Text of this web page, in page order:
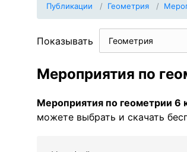
Публикации Геометрия
Показывать Геометрия
Мероприятия по
Мероприятия по геометрии 6
можете выбрать и скачать